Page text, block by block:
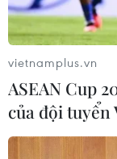
Nga cảnh
nhà máy
17/08/2024 23:23
Người phát
chỉ rõ "theo
đầu chuẩn bị tấn
vietnamplus.vn
ASEAN Cup
của đội tuyển